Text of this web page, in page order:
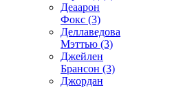
Деаарон
Фокс (3)
Деллаведова
Мэттью (3)
Джейлен
Брансон (3)
Джордан